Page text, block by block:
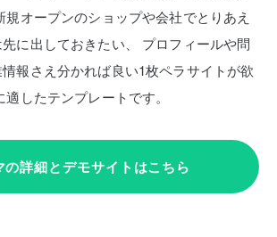
規オープンのショップや会社でとりあえ
に出しておきたい、
プロフィールや問
報さえ分かれば良い1枚ペラサイトが欲
適したテンプレートです。
の詳細とデモサイトはこちら